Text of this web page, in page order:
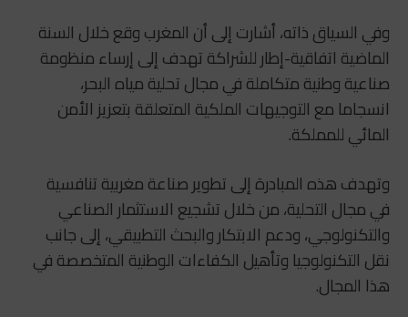
وفي السياق ذاته، أشارت إلى أن المغرب وقع خلال السنة
الماضية اتفاقية-إطار للشراكة تهدف إلى إرساء منظومة
صناعية وطنية متكاملة في مجال تحلية مياه البحر،
انسجاما مع التوجيهات الملكية المتعلقة بتعزيز الأمن
المائي للمملكة.
وتهدف هذه المبادرة إلى تطوير صناعة مغربية تنافسية
في مجال التحلية، من خلال تشجيع الاستثمار الصناعي
والتكنولوجي، ودعم الابتكار والبحث التطبيقي، إلى جانب
نقل التكنولوجيا وتأهيل الكفاءات الوطنية المتخصصة في
هذا المجال.